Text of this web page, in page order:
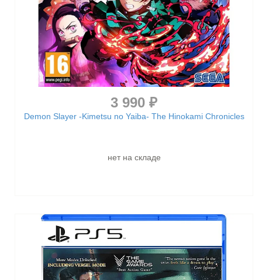
3 990 ₽
Demon Slayer -Kimetsu no Yaiba- The Hinokami Chronicles
нет на складе